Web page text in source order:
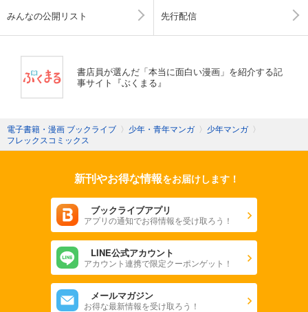
みんなの公開リスト 先行配信
書店員が選んだ「本当に面白い漫画」を紹介する記
事サイト『ぶくまる』
電子書籍・漫画 ブックライブ 〉 少年・青年マンガ 〉 少年マンガ 〉
フレックスコミックス
新刊やお得な情報をお届けします！
ブックライブアプリ
アプリの通知でお得情報を受け取ろう！
LINE公式アカウント
アカウント連携で限定クーポンゲット！
メールマガジン
お得な最新情報を受け取ろう！